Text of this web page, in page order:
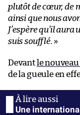
plutôt de cœur, de
ainsi que nous
J’espère qu’il
suis soufflé. »
Devant le
de la gueule en
Une